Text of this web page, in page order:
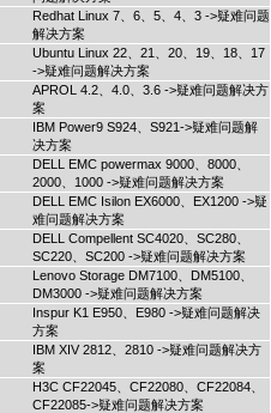
Redhat Linux 7、6、5、4、3 ->疑难问题
解决方案
Ubuntu Linux 22、21、20、19、18、17
->疑难问题解决方案
APROL 4.2、4.0、3.6 ->疑难问题解决方
案
IBM Power9 S924、S921->疑难问题解
决方案
DELL EMC powermax 9000、8000、
2000、1000 ->疑难问题解决方案
DELL EMC Isilon EX6000、EX1200 ->疑
难问题解决方案
DELL Compellent SC4020、SC280、
SC220、SC200 ->疑难问题解决方案
Lenovo Storage DM7100、DM5100、
DM3000 ->疑难问题解决方案
Inspur K1 E950、E980 ->疑难问题解决
方案
IBM XIV 2812、2810 ->疑难问题解决方
案
H3C CF22045、CF22080、CF22084、
CF22085->疑难问题解决方案